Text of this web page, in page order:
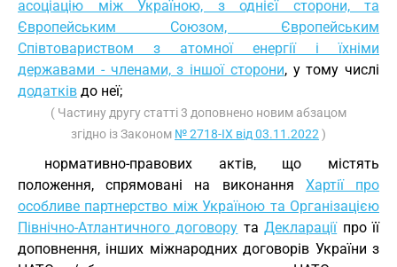
асоціацію між Україною, з однієї сторони, та
Європейським Союзом, Європейським
Співтовариством з атомної енергії і їхніми
державами - членами, з іншої сторони, у тому числі
додатків до неї;
( Частину другу статті 3 доповнено новим абзацом
згідно із Законом № 2718-IX від 03.11.2022 )
нормативно-правових актів, що містять
положення, спрямовані на виконання Хартії про
особливе партнерство між Україною та Організацією
Північно-Атлантичного договору таДеклараціїпро її
доповнення, інших міжнародних договорів України з